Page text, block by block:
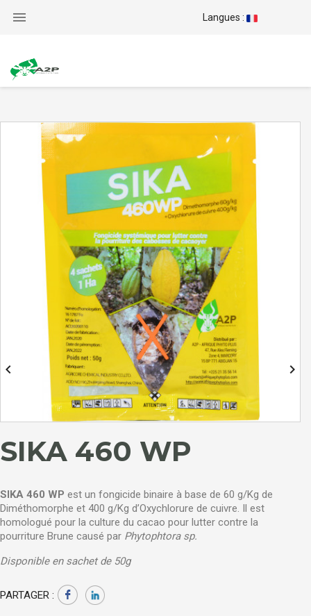
 Langues :
 
SIKA 460 WP
SIKA 460 WP est un fongicide binaire à base de 60 g/Kg de
Diméthomorphe et 400 g/Kg d’Oxychlorure de cuivre. Il est
homologué pour la culture du cacao pour lutter contre la
pourriture Brune causé par Phytophtora sp.
Disponible en sachet de 50g
PARTAGER :